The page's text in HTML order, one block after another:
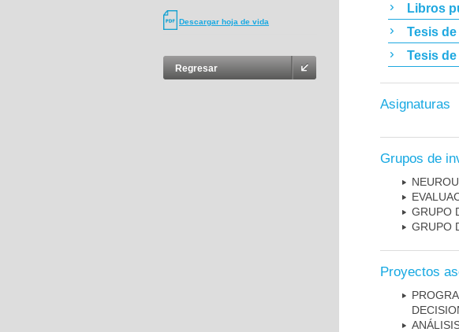
Descargar hoja de vida
Regresar
Libros
Tesis
Tesis
Asignaturas
Grupos de
GRUPO
GRUPO
Proyectos